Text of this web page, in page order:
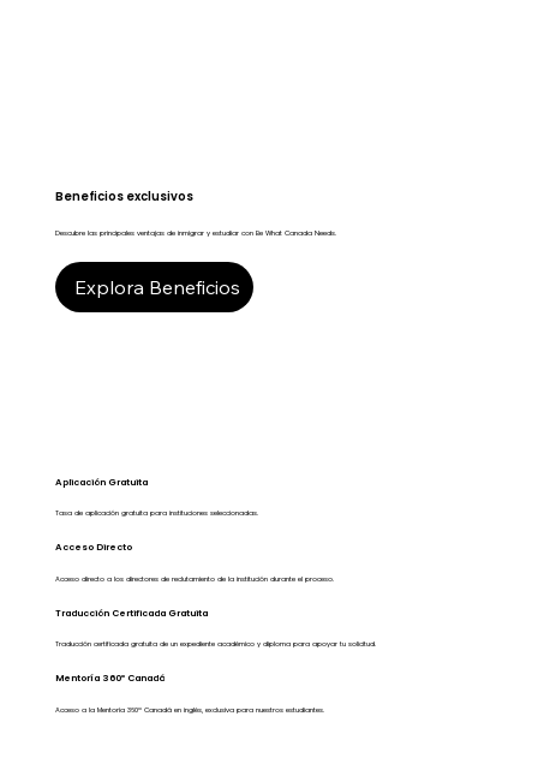
Beneficios exclusivos
Descubre las principales ventajas de inmigrar y estudiar con Be What Canada Needs.
Explora Beneficios
Aplicación Gratuita
Tasa de aplicación gratuita para instituciones seleccionadas.
Acceso Directo
Acceso directo a los directores de reclutamiento de la institución durante el proceso.
Traducción Certificada Gratuita
Traducción certificada gratuita de un expediente académico y diploma para apoyar tu solicitud.
Mentoría 360º Canadá
Acceso a la Mentoría 360º Canadá en inglés, exclusiva para nuestros estudiantes.